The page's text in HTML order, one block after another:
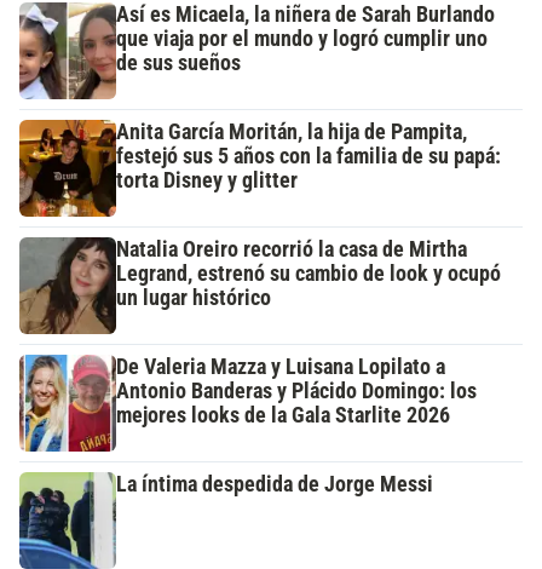
Así es Micaela, la niñera de Sarah Burlando
que viaja por el mundo y logró cumplir uno
de sus sueños
Anita García Moritán, la hija de Pampita,
festejó sus 5 años con la familia de su papá:
torta Disney y glitter
Natalia Oreiro recorrió la casa de Mirtha
Legrand, estrenó su cambio de look y ocupó
un lugar histórico
De Valeria Mazza y Luisana Lopilato a
Antonio Banderas y Plácido Domingo: los
mejores looks de la Gala Starlite 2026
La íntima despedida de Jorge Messi